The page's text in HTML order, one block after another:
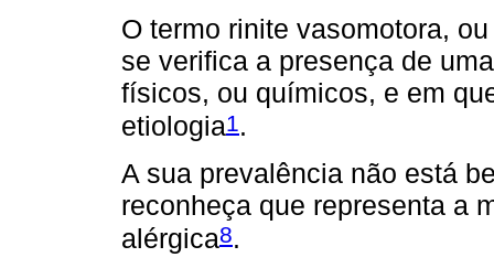
O termo rinite vasomotora,
se verifica a presença de
físicos, ou químicos, e em
etiologia1 .
A sua prevalência não está
reconheça que representa a
alérgica8.